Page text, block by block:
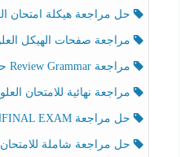
حل مراجعة هيكلة امتحان العلوم
مراجعة صفحات الهيكل العلوم
مراجعة Review Grammar حسب الهيكل اللغة الإنجليزية الصف الخامس الفصل الثالث
مراجعة نهائية للامتحان العلوم
حل مراجعة FINAL EXAMاللغة الإنجليزية الصف الخامس الفصل الثالث
حل مراجعة شاملة للامتحان اللغة